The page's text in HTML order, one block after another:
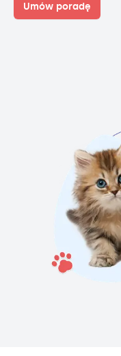
Umów poradę